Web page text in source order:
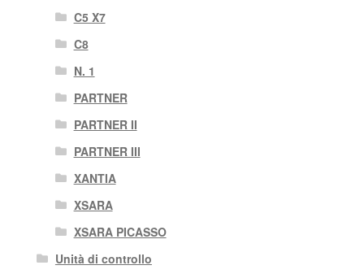
C5 X7
C8
N. 1
PARTNER
PARTNER II
PARTNER III
XANTIA
XSARA
XSARA PICASSO
Unità di controllo